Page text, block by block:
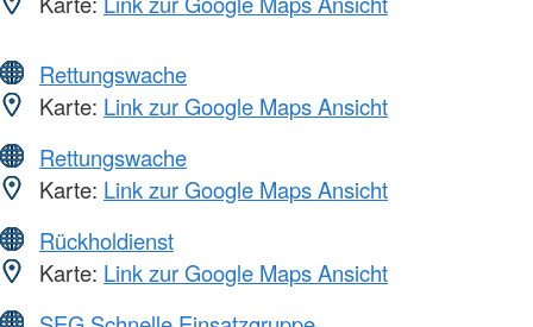
Rettungswache
Karte: Link zur Google Maps Ansicht
Rettungswache
Karte: Link zur Google Maps Ansicht
Rückholdienst
Karte: Link zur Google Maps Ansicht